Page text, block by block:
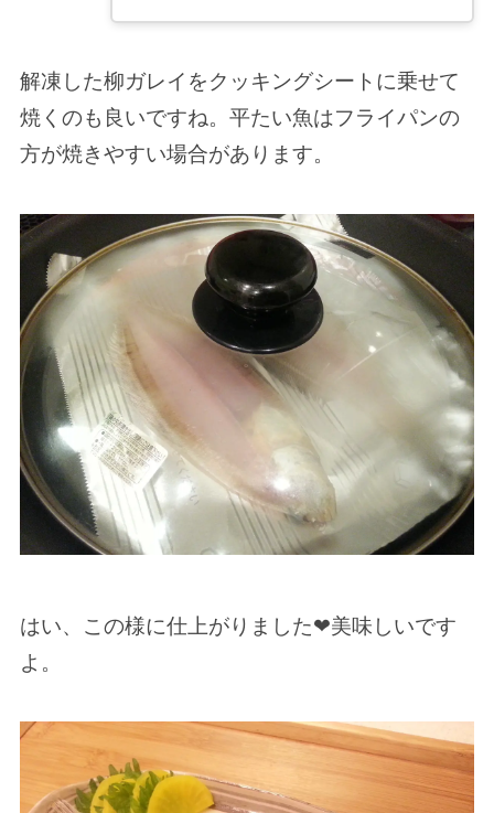
解凍した柳ガレイをクッキングシートに乗せて
焼くのも良いですね。平たい魚はフライパンの
方が焼きやすい場合があります。
はい、この様に仕上がりました❤美味しいです
よ。